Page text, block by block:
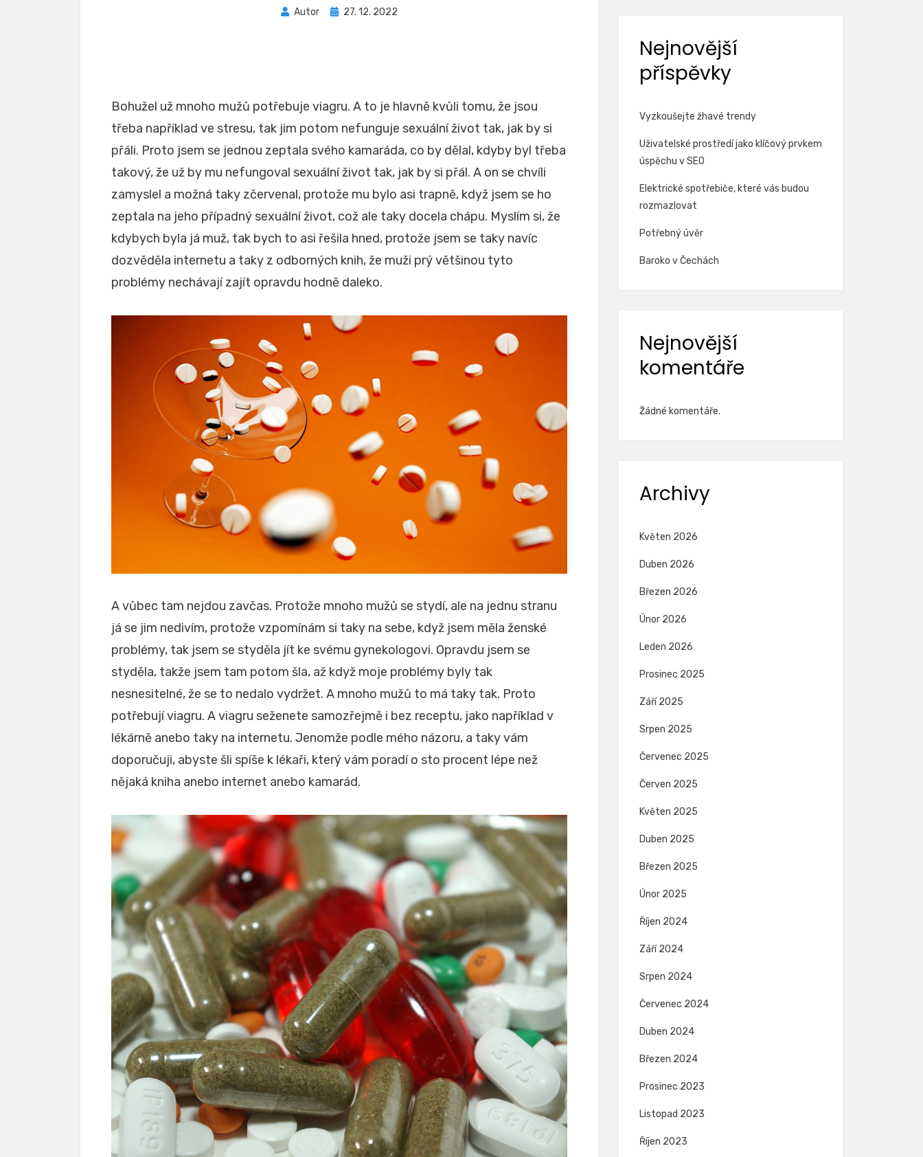
Autor
Zveřejněno
27. 12. 2022
Bohužel už mnoho mužů potřebuje viagru. A to je hlavně kvůli tomu, že jsou
třeba například ve stresu, tak jim potom nefunguje sexuální život tak, jak by si
přáli. Proto jsem se jednou zeptala svého kamaráda, co by dělal, kdyby byl třeba
takový, že už by mu nefungoval sexuální život tak, jak by si přál. A on se chvíli
zamyslel a možná taky zčervenal, protože mu bylo asi trapně, když jsem se ho
zeptala na jeho případný sexuální život, což ale taky docela chápu. Myslím si, že
kdybych byla já muž, tak bych to asi řešila hned, protože jsem se taky navíc
dozvěděla internetu a taky z odborných knih, že muži prý většinou tyto
problémy nechávají zajít opravdu hodně daleko.
A vůbec tam nejdou zavčas. Protože mnoho mužů se stydí, ale na jednu stranu
já se jim nedivím, protože vzpomínám si taky na sebe, když jsem měla ženské
problémy, tak jsem se styděla jít ke svému gynekologovi. Opravdu jsem se
styděla, takže jsem tam potom šla, až když moje problémy byly tak
nesnesitelné, že se to nedalo vydržet. A mnoho mužů to má taky tak. Proto
potřebují viagru. A viagru seženete samozřejmě i bez receptu, jako například v
lékárně anebo taky na internetu. Jenomže podle mého názoru, a taky vám
doporučuji, abyste šli spíše k lékaři, který vám poradí o sto procent lépe než
nějaká kniha anebo internet anebo kamarád.
Nejnovější
příspěvky
Vyzkoušejte žhavé trendy
Uživatelské prostředí jako klíčový prvkem
úspěchu v SEO
Elektrické spotřebiče, které vás budou
rozmazlovat
Potřebný úvěr
Baroko v Čechách
Nejnovější
komentáře
Žádné komentáře.
Archivy
Květen 2026
Duben 2026
Březen 2026
Únor 2026
Leden 2026
Prosinec 2025
Září 2025
Srpen 2025
Červenec 2025
Červen 2025
Květen 2025
Duben 2025
Březen 2025
Únor 2025
Říjen 2024
Září 2024
Srpen 2024
Červenec 2024
Duben 2024
Březen 2024
Prosinec 2023
Listopad 2023
Říjen 2023